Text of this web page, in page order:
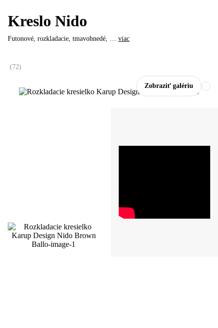
Zobraziť galériu
Kreslo Nido
Futonové, rozkladacie, tmavohnedé, … viac
(72)